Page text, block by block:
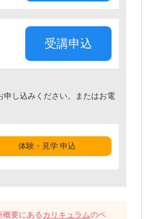
受講申込
し込みください。またはお電
体験・見学 申込
概要にある カリキュラムのペ